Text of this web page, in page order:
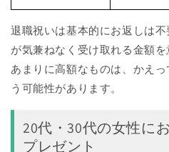
退職祝いは基本的にお返しは
が気兼ねなく受け取れる金額を
あまりに高額なものは、かえ
う可能性があります。
20代・30代の女性に
プレゼント